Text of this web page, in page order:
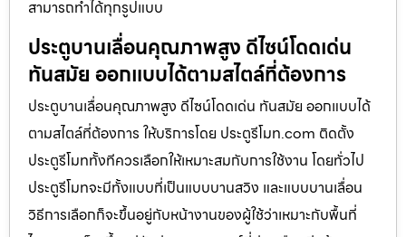
สามารถทำได้ทุกรูปแบบ
ประตูบานเลื่อนคุณภาพสูง ดีไซน์โดดเด่น
ทันสมัย ออกแบบได้ตามสไตล์ที่ต้องการ
ประตูบานเลื่อนคุณภาพสูง ดีไซน์โดดเด่น ทันสมัย ออกแบบได้
ตามสไตล์ที่ต้องการ ให้บริการโดย ประตูรีโมท.com ติดตั้ง
ประตูรีโมททั้งทีควรเลือกให้เหมาะสมกับการใช้งาน โดยทั่วไป
ประตูรีโมทจะมีทั้งแบบที่เป็นแบบบานสวิง และแบบบานเลื่อน
วิธีการเลือกก็จะขึ้นอยู่กับหน้างานของผู้ใช้ว่าเหมาะกับพื้นที่